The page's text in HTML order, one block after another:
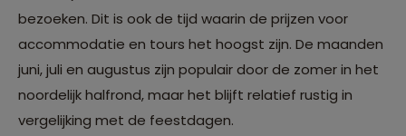
bezoeken. Dit is ook de tijd waarin de prijzen voor
accommodatie en tours het hoogst zijn. De maanden
juni, juli en augustus zijn populair door de zomer in het
noordelijk halfrond, maar het blijft relatief rustig in
vergelijking met de feestdagen.